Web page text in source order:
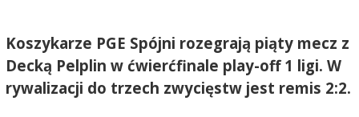
Koszykarze PGE Spójni rozegrają piąty mecz z
Decką Pelplin w ćwierćfinale play-off 1 ligi. W
rywalizacji do trzech zwycięstw jest remis 2:2.